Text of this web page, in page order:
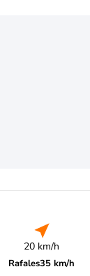
20 km/h
Rafales35 km/h